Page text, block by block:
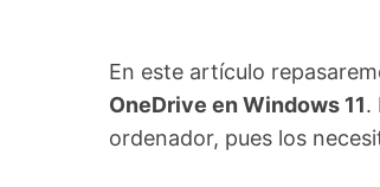
En este artículo
OneDrive en Windows 11.
ordenador, pues los